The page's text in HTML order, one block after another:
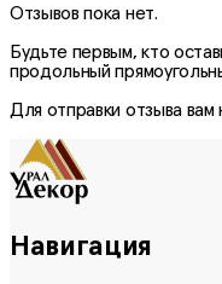
Отзывов пока нет.
Будьте первым, кто
продольный
Для отправки отзыва
Навигация